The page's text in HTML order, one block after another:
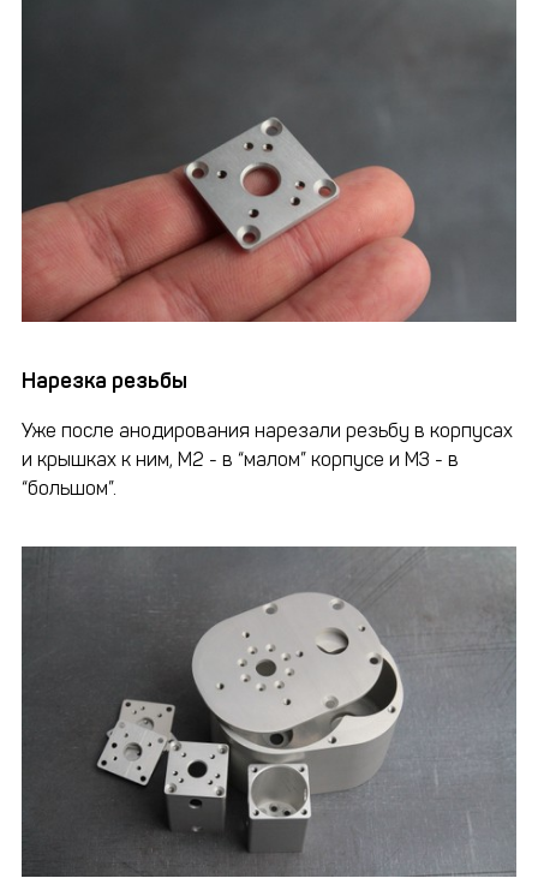
Нарезка резьбы
Уже после анодирования нарезали резьбу в корпусах
и крышках к ним, М2 - в “малом” корпусе и М3 - в
“большом”.